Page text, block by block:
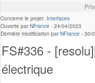
Concerne le projet: Interfaces
Ouverte parNFrance - 24/04/2023
Dernière modification parNFrance - 30/
FS#336 -
électrique